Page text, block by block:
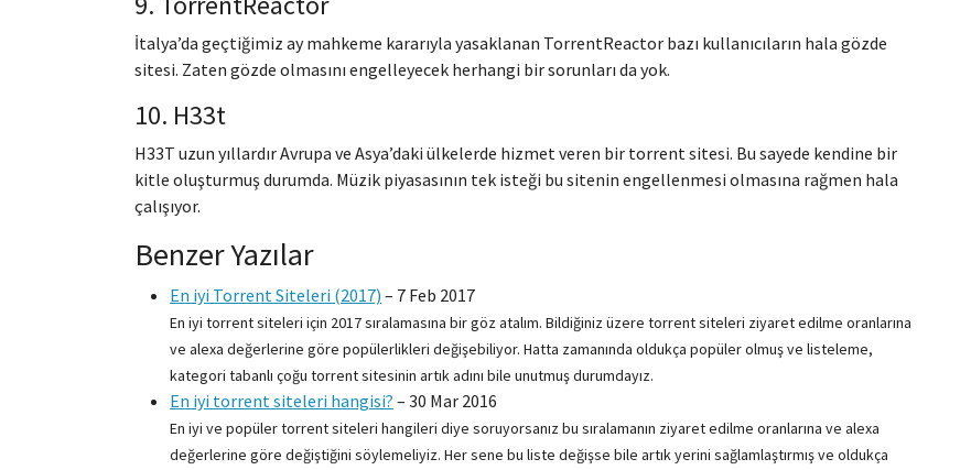
İtalya’da geçtiğimiz ay mahkeme kararıyla yasaklanan TorrentReactor bazı kullanıcıların hala gözde
sitesi. Zaten gözde olmasını engelleyecek herhangi bir sorunları da yok.
10. H33t
H33T uzun yıllardır Avrupa ve Asya’daki ülkelerde hizmet veren bir torrent sitesi. Bu sayede kendine bir
kitle oluşturmuş durumda. Müzik piyasasının tek isteği bu sitenin engellenmesi olmasına rağmen hala
çalışıyor.
Benzer Yazılar
En iyi Torrent Siteleri (2017) – 7 Feb 2017
En iyi torrent siteleri için 2017 sıralamasına bir göz atalım. Bildiğiniz üzere torrent siteleri ziyaret edilme oranlarına
ve alexa değerlerine göre popülerlikleri değişebiliyor. Hatta zamanında oldukça popüler olmuş ve listeleme,
kategori tabanlı çoğu torrent sitesinin artık adını bile unutmuş durumdayız.
En iyi torrent siteleri hangisi? – 30 Mar 2016
En iyi ve popüler torrent siteleri hangileri diye soruyorsanız bu sıralamanın ziyaret edilme oranlarına ve alexa
değerlerine göre değiştiğini söylemeliyiz. Her sene bu liste değişse bile artık yerini sağlamlaştırmış ve oldukça